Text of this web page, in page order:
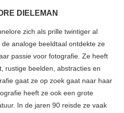
DIELEMAN
zich als prille twintiger al
analoge beeldtaal ontdekte ze
passie voor fotografie. Ze heeft
rustige beelden, abstracties en
gaat ze op zoek gaat naar haar
heeft ze ook een grote
In de jaren 90 reisde ze vaak